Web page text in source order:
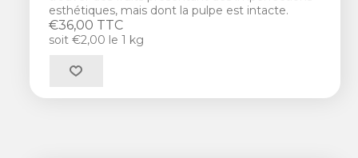
esthétiques, mais dont la pulpe est intacte.
€36,00 TTC
soit €2,00 le 1 kg